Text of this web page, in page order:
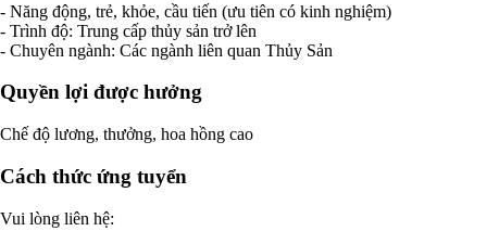
- Năng động, trẻ, khỏe, cầu tiến (ưu tiên có kinh nghiệm)
- Trình độ: Trung cấp thủy sản trở lên
- Chuyên ngành: Các ngành liên quan Thủy Sản
Quyền lợi được hưởng
Chế độ lương, thưởng, hoa hồng cao
Cách thức ứng tuyển
Vui lòng liên hệ: